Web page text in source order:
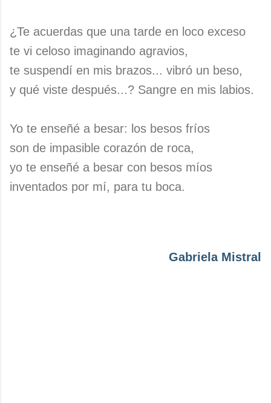
¿Te acuerdas que una tarde en loco exceso
te vi celoso imaginando agravios,
te suspendí en mis brazos... vibró un beso,
y qué viste después...? Sangre en mis labios.
Yo te enseñé a besar: los besos fríos
son de impasible corazón de roca,
yo te enseñé a besar con besos míos
inventados por mí, para tu boca.
Gabriela Mistral